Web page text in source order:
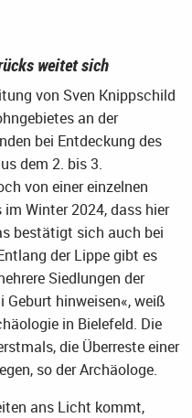
weitet sich
von Sven Knippschild
an der
bei Entdeckung des
dem 2. bis 3.
von einer einzelnen
Winter 2024, dass hier
bestätigt sich auch bei
der Lippe gibt es
Siedlungen der
hinweisen«, weiß
in Bielefeld. Die
die Überreste einer
so der Archäologe.
ans Licht kommt,